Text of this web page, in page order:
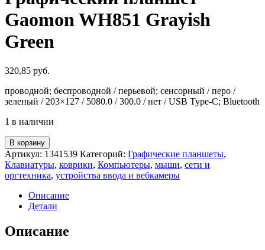
Gaomon WH851 Grayish
Green
320,85 руб.
проводной; беспроводной / перьевой; сенсорный / перо /
зеленый / 203×127 / 5080.0 / 300.0 / нет / USB Type-C; Bluetooth
1 в наличии
Количество
товара
Графический
планшет
Gaomon
WH851
Grayish
В корзину
Артикул: 1341539 Категорий: Графические планшеты,
Клавиатуры, коврики, Компьютеры, мыши, сети и
оргтехника, устройства ввода и вебкамеры
Описание
Детали
Описание